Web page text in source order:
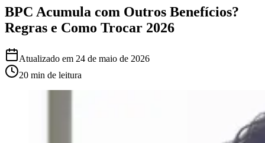
BPC Acumula com Outros Benefícios?
Regras e Como Trocar 2026
Atualizado em 24 de maio de 2026
20 min de leitura